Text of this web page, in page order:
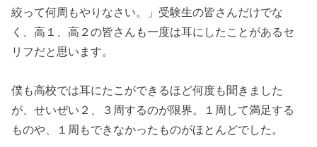
絞って何周もやりなさい。」受験生の皆さんだけでな
く、高１、高２の皆さんも一度は耳にしたことがあるセ
リフだと思います。
僕も高校では耳にたこができるほど何度も聞きました
が、せいぜい２、３周するのが限界。１周して満足する
ものや、１周もできなかったものがほとんどでした。